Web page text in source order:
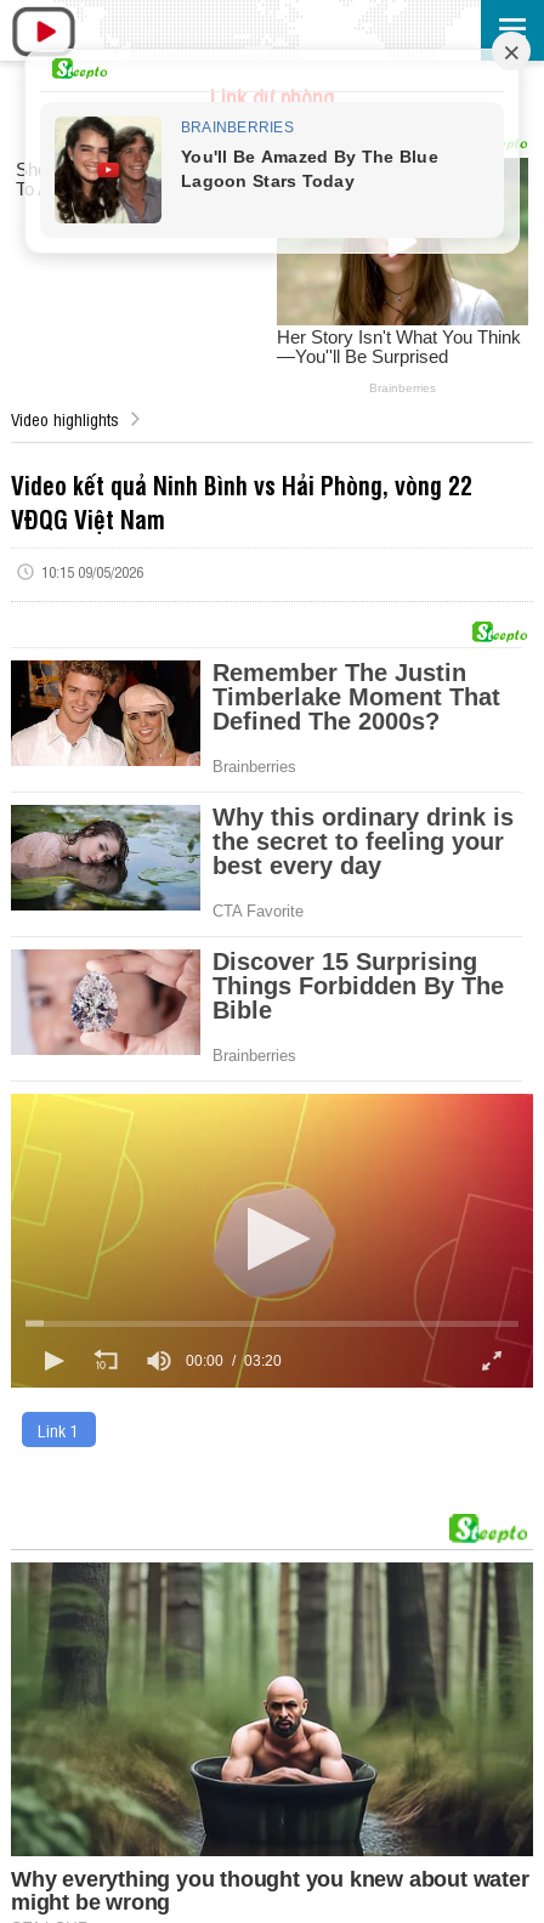
Link dự phòng
Video highlights
Video kết quả Ninh Bình vs Hải Phòng, vòng 22
VĐQG Việt Nam
10:15 09/05/2026
00:00 03:20
Link 1